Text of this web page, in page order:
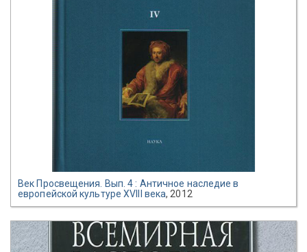
Век Просвещения. Вып. 4 : Античное наследие в
европейской культуре XVIII века, 2012